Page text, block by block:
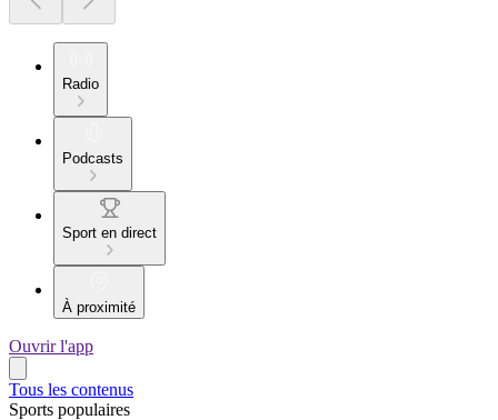
Radio
Podcasts
Sport en direct
À proximité
Ouvrir l'app
Tous les contenus
Sports populaires